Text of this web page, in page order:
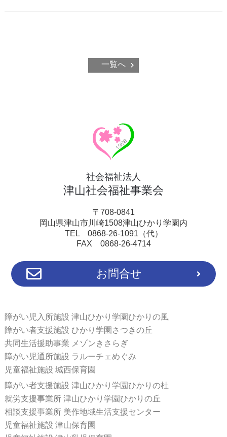
一覧へ
社会福祉法人
津山社会福祉事業会
〒708-0841
岡山県津山市川崎1508津山ひかり学園内
TEL 0868-26-1091（代）
FAX 0868-26-4714
お問合せ
障がい児入所施設 津山ひかり学園ひかりの風
障がい者支援施設 ひかり学園さつきの丘
共同生活援助事業 メゾンきさらぎ
障がい児通所施設 ラルーチェめぐみ
児童福祉施設 城西保育園
障がい者支援施設 津山ひかり学園ひかりの杜
就労支援事業所 津山ひかり学園ひかりの丘
相談支援事業所 美作地域生活支援センター
児童福祉施設 津山保育園